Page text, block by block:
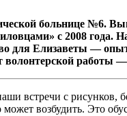
больнице №6.
с 2008 года.
для Елизаветы —
волонтерской работы —
встречи с рисунков,
возбудить. Это